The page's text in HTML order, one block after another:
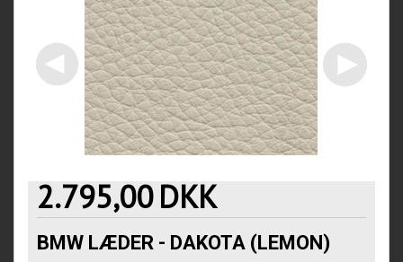
2.795,00DKK
BMW LÆDER - DAKOTA (LEMON)